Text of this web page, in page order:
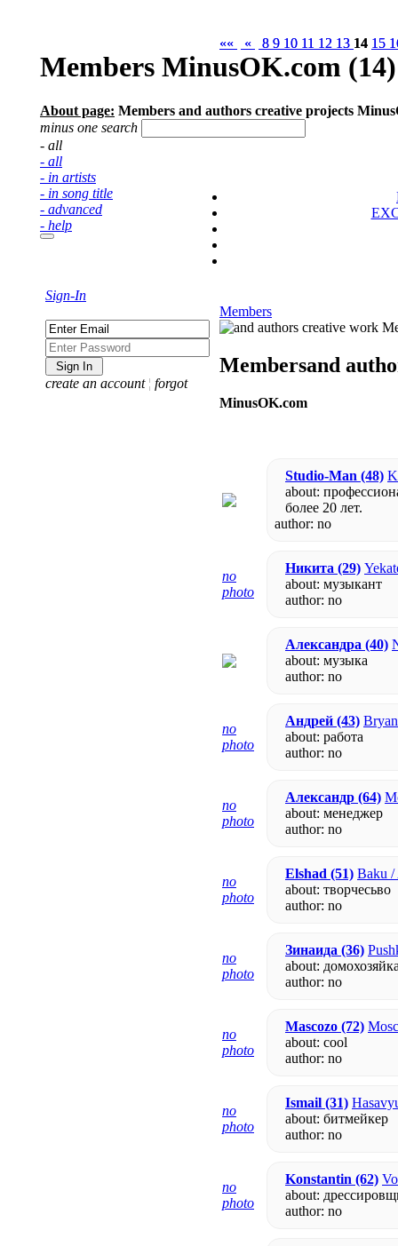
Members MinusOK.com (14)
About page: Members and authors creative projects
minus one search
- all
- all
- in artists
- in song title
- advanced
- help
Sign-In
create an account ¦ forgot
Members
Membersand
MinusOK.com
«« « 8 9 10 11 12 13 14 15
Studio-Man (48)
about:
более 20 лет.
author: no
no
photo
Никита (29)
about: музыкант
author: no
Александра (40)
about: музыка
author: no
no
photo
Андрей (43)
about: работа
author: no
no
photo
Александр (64)
about: менеджер
author: no
no
photo
Elshad (51) Baku /
about: творчесьво
author: no
no
photo
Зинаида (36)
about:
author: no
no
photo
Mascozo (72)
about: cool
author: no
no
photo
Ismail (31)
about: битмейкер
author: no
no
photo
Konstantin (62)
about:
author: no
«« « 8 9 10 11 12 13 14 15